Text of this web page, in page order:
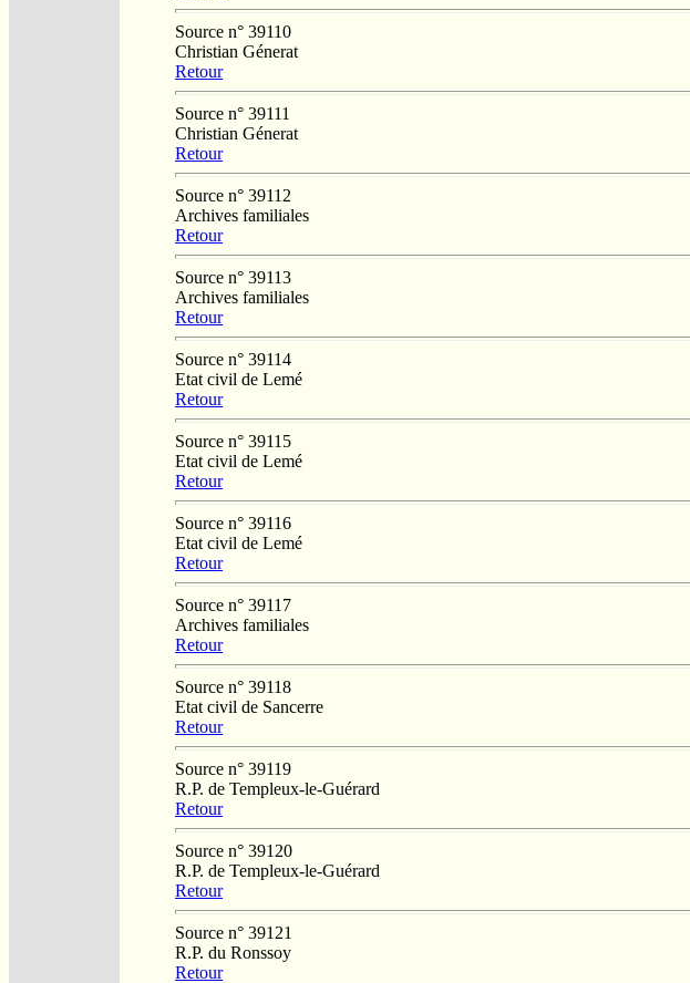
Source n° 39110
Christian Génerat
Retour
Source n° 39111
Christian Génerat
Retour
Source n° 39112
Archives familiales
Retour
Source n° 39113
Archives familiales
Retour
Source n° 39114
Etat civil de Lemé
Retour
Source n° 39115
Etat civil de Lemé
Retour
Source n° 39116
Etat civil de Lemé
Retour
Source n° 39117
Archives familiales
Retour
Source n° 39118
Etat civil de Sancerre
Retour
Source n° 39119
R.P. de Templeux-le-Guérard
Retour
Source n° 39120
R.P. de Templeux-le-Guérard
Retour
Source n° 39121
R.P. du Ronssoy
Retour